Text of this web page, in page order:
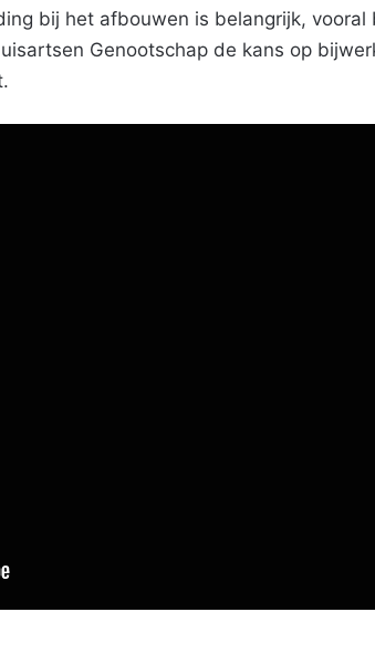
bij het afbouwen is belangrijk, vooral
Genootschap de kans op